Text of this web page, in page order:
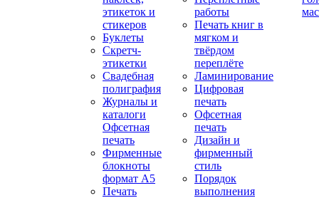
этикеток и
стикеров
Буклеты
Скретч-
этикетки
Свадебная
полиграфия
Журналы и
каталоги
Офсетная
печать
Фирменные
блокноты
формат А5
Печать
работы
Печать книг в
мягком и
твёрдом
переплёте
Ламинирование
Цифровая
печать
Офсетная
печать
Дизайн и
фирменный
стиль
Порядок
выполнения